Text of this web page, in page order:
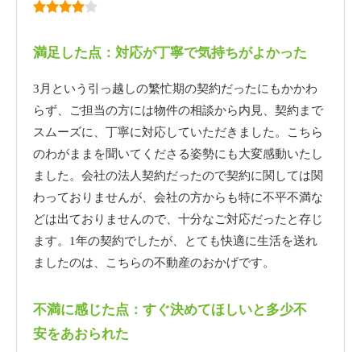
満足した点：対応が丁寧で気持ちがよかった
3月という引っ越しの繁忙期の契約だったにもかかわ
らず、ご担当の方には物件の相談から内見、契約まで
スムーズに、丁寧に対応していただきました。こちら
のわがままを聞いてくださる姿勢にも大変感動いたし
ました。会社の法人契約だったので契約に関しては関
わっておりませんが、会社の方からも特に不平不満な
どは出ておりませんので、十分なご対応だったと存じ
ます。1年の契約でしたが、とても快適に生活を送れ
ましたのは、こちらの不動産のおかげです。
不満に感じた点：すぐ決めてほしいと多少不
安をあおられた